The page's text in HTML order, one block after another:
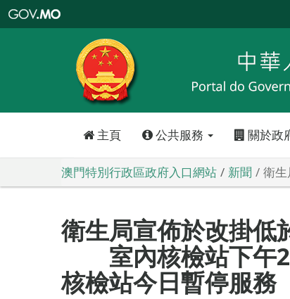
特
政
區
政
口
主頁 公共服務 關於政
澳門特別行政區政府入口網站 新聞 衛
衛生局宣佈於改掛低
室內核檢站下午2
核檢站今日暫停服務